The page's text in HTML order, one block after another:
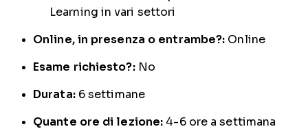
Learning in vari settori
Online, in presenza o entrambe?: Online
Esame richiesto?:No
Durata:6 settimane
Quante ore di lezione: 4-6 ore a settimana